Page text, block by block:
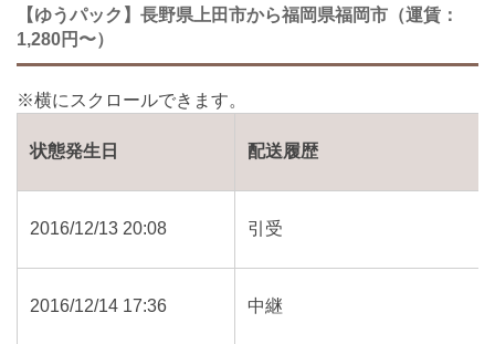
【ゆうパック】長野県上田市から福岡県福岡市（運賃：
1,280円〜）
状態発生日 配送履歴
2016/12/13 20:08 引受
2016/12/14 17:36 中継